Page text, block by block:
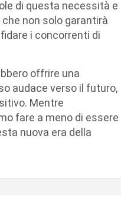
di questa necessità e
non solo garantirà
i concorrenti di
offrire una
audace verso il futuro,
Mentre
fare a meno di essere
nuova era della